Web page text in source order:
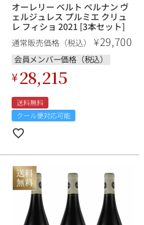
オーレリー ベルト ペルナン ヴ
ェルジュレス プルミエ クリュ
レ フィショ 2021 [3本セット]
通常販売価格（税込） ¥29,700
会員メンバー価格（税込）
¥28,215
送料無料
クール便対応可能